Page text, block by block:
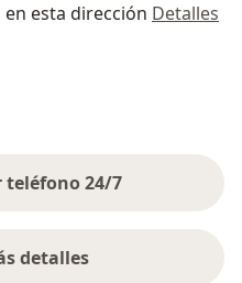
esta dirección Detalles
teléfono 24/7
detalles
la dirección